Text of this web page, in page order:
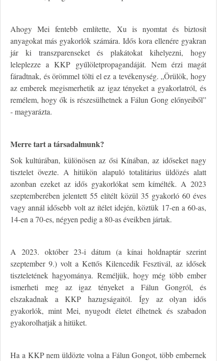
Ahogy Mei fentebb említette, Xu is nyomtat és biztosít
anyagokat más gyakorlók számára. Idős kora ellenére gyakran
jár ki transzparenseket és plakátokat kihelyezni, hogy
leleplezze a KKP gyűlöletpropagandáját. Nem érzi magát
fáradtnak, és örömmel tölti el ez a tevékenység. „Örülök, hogy
az emberek megismerhetik az igaz tényeket a gyakorlatról, és
remélem, hogy ők is részesülhetnek a Fálun Gong előnyeiből”
- magyarázta.
Merre tart a társadalmunk?
Sok kultúrában, különösen az ősi Kínában, az időseket nagy
tisztelet övezte. A hitükön alapuló totalitárius üldözés alatt
azonban ezeket az idős gyakorlókat sem kímélték. A 2023
szeptemberében jelentett 55 elítélt közül 35 gyakorló 60 éves
vagy annál idősebb volt az ítélet idején, köztük 17-en a 60-as,
14-en a 70-es, négyen pedig a 80-as éveikben jártak.
A 2023. október 23-i dátum (a kínai holdnaptár szerint
szeptember 9.) volt a Kettős Kilencedik Fesztivál, az idősek
tiszteletének hagyománya. Reméljük, hogy még több ember
ismerheti meg az igaz tényeket a Fálun Gongról, és
elszakadnak a KKP hazugságaitól. Így az olyan idős
gyakorlók, mint Mei, nyugodt életet élhetnek és szabadon
gyakorolhatják a hitüket.
Ha a KKP nem üldözte volna a Fálun Gongot, több embernek